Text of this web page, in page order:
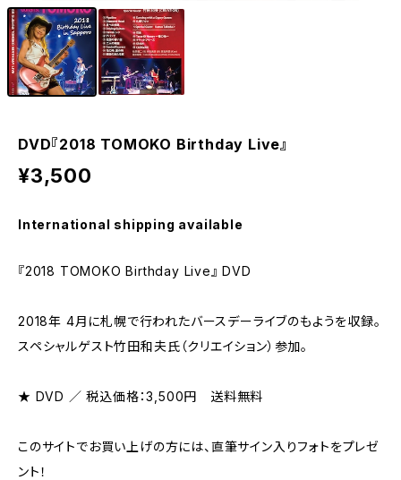
DVD『2018 TOMOKO Birthday Live』
¥3,500
International shipping available
『2018 TOMOKO Birthday Live』 DVD
2018年 4月に札幌で行われたバースデーライブのもようを収録。
スペシャルゲスト竹田和夫氏（クリエイション）参加。
★ DVD ／ 税込価格：3,500円 送料無料
このサイトでお買い上げの方には、直筆サイン入りフォトをプレゼ
ント！